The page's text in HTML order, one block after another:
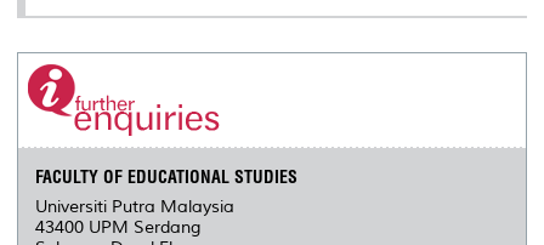
FACULTY OF EDUCATIONAL STUDIES
Universiti Putra Malaysia
43400 UPM Serdang